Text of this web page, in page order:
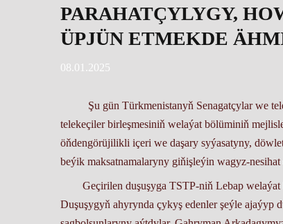
PARAHATÇYLYGY,
ÜPJÜN ETMEKDE
08.01.2025
Şu gün Türkmenistanyň Senagatçylar we
telekeçiler birleşmesiniň welaýat bölüminiň
öňdengörüjilikli içeri we daşary syýasatyny,
beýik maksatnamalaryny giňişleýin wagyz-
Geçirilen duşuşyga TSTP-niň Lebap welaýat
Duşuşygyň ahyrynda çykyş edenler şeýle ajaýyp